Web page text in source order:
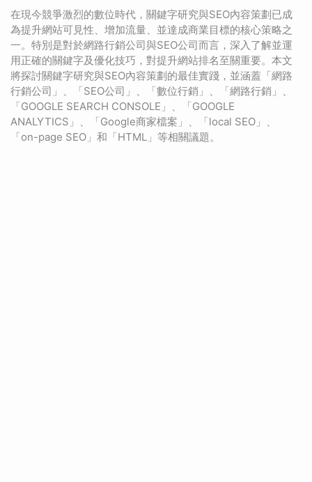
在現今競爭激烈的數位時代，關鍵字研究與SEO內容策劃已成
為提升網站可見性、增加流量、並達成商業目標的核心策略之
一。特別是對於網路行銷公司與SEO公司而言，深入了解並運
用正確的關鍵字及優化技巧，對提升網站排名至關重要。本文
將探討關鍵字研究與SEO內容策劃的最佳實踐，並涵蓋「網路
行銷公司」、「SEO公司」、「數位行銷」、「網路行銷」、
「GOOGLE SEARCH CONSOLE」、「GOOGLE
ANALYTICS」、「Google商家檔案」、「local SEO」、
「on-page SEO」和「HTML」等相關議題。